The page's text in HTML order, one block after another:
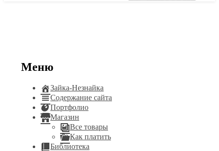
Меню
Зайка-Незнайка
Содержание сайта
Портфолио
Магазин
Все товары
Как платить
Библиотека